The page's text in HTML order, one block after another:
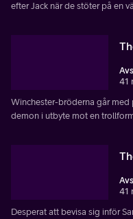
efter Jack när de stöter på en
41
Winchester-bröderna går med
demon i utbyte mot en
41
Desperat att bevisa sig inför